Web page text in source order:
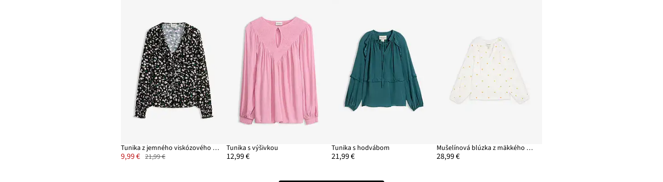
Tunika z jemného viskózového mixu
9,99 € 21,99 €
Tunika s výšivkou
12,99 €
Tunika s hodvábom
21,99 €
Mušelínová blúzka z mäkkého mušelínu
28,99 €